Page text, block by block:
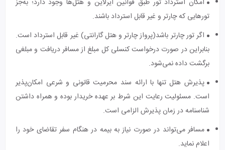
امکان استرداد تور طبق قوانین ایرلاین و هتل‌ها وجود دارد؛ به‌جز
تورهایی که چارتر و غیر قابل استرداد باشند.
اگر تور چارتر باشد(پرواز چارتر و هتل گارانتی) غیر قابل استرداد است.
بنابراین در صورت درخواست کنسلی کل مبلغ از مسافر دریافت و مبلغی
برگشت داده نمی‌شود.
پذیرش هتل تنها با ارائه سند محرمیت قانونی و شرعی امکان‌پذیر
است. مسئولیت رعایت این شرط بر عهده خریدار بوده و همراه داشتن
شناسنامه در زمان پذیرش الزامی است.
مسافر می‌تواند در صورت نیاز به بیمه در هنگام سفر تقاضای خود را
اعلام نماید.